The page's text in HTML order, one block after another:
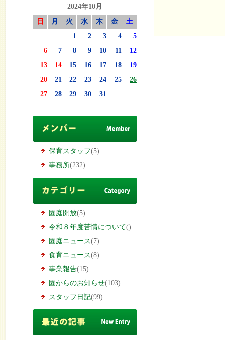
2024年10月
日
月 火 水 木 金
土
1
2 3 4
5
6
7 8 9 10 11
12
13
14 15 16 17 18
19
20
21 22 23 24 25
26
27
28 29 30 31
保育スタッフ(5)
事務所(232)
園庭開放(5)
令和８年度苦情について()
園庭ニュース(7)
食育ニュース(8)
事業報告(15)
園からのお知らせ(103)
スタッフ日記(99)